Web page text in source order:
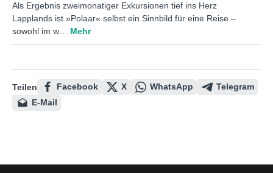
Als Ergebnis zweimonatiger Exkursionen tief ins Herz
Lapplands ist »Polaar« selbst ein Sinnbild für eine Reise –
sowohl im w… Mehr
Teilen Facebook X WhatsApp
Telegram
E-Mail